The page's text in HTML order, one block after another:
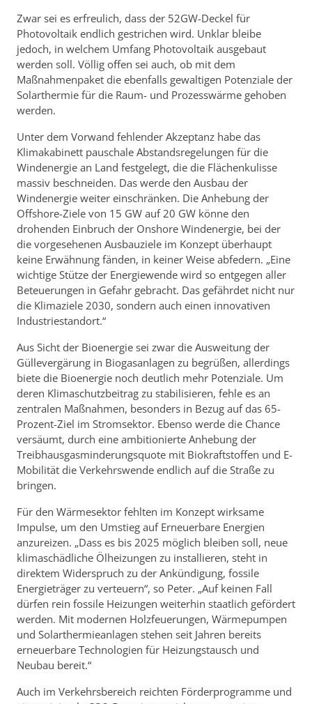
Zwar sei es erfreulich, dass der 52GW-Deckel für
Photovoltaik endlich gestrichen wird. Unklar bleibe
jedoch, in welchem Umfang Photovoltaik ausgebaut
werden soll. Völlig offen sei auch, ob mit dem
Maßnahmenpaket die ebenfalls gewaltigen Potenziale der
Solarthermie für die Raum- und Prozesswärme gehoben
werden.
Unter dem Vorwand fehlender Akzeptanz habe das
Klimakabinett pauschale Abstandsregelungen für die
Windenergie an Land festgelegt, die die Flächenkulisse
massiv beschneiden. Das werde den Ausbau der
Windenergie weiter einschränken. Die Anhebung der
Offshore-Ziele von 15 GW auf 20 GW könne den
drohenden Einbruch der Onshore Windenergie, bei der
die vorgesehenen Ausbauziele im Konzept überhaupt
keine Erwähnung fänden, in keiner Weise abfedern. „Eine
wichtige Stütze der Energiewende wird so entgegen aller
Beteuerungen in Gefahr gebracht. Das gefährdet nicht nur
die Klimaziele 2030, sondern auch einen innovativen
Industriestandort.“
Aus Sicht der Bioenergie sei zwar die Ausweitung der
Güllevergärung in Biogasanlagen zu begrüßen, allerdings
biete die Bioenergie noch deutlich mehr Potenziale. Um
deren Klimaschutzbeitrag zu stabilisieren, fehle es an
zentralen Maßnahmen, besonders in Bezug auf das 65-
Prozent-Ziel im Stromsektor. Ebenso werde die Chance
versäumt, durch eine ambitionierte Anhebung der
Treibhausgasminderungsquote mit Biokraftstoffen und E-
Mobilität die Verkehrswende endlich auf die Straße zu
bringen.
Für den Wärmesektor fehlten im Konzept wirksame
Impulse, um den Umstieg auf Erneuerbare Energien
anzureizen. „Dass es bis 2025 möglich bleiben soll, neue
klimaschädliche Ölheizungen zu installieren, steht in
direktem Widerspruch zu der Ankündigung, fossile
Energieträger zu verteuern“, so Peter. „Auf keinen Fall
dürfen rein fossile Heizungen weiterhin staatlich gefördert
werden. Mit modernen Holzfeuerungen, Wärmepumpen
und Solarthermieanlagen stehen seit Jahren bereits
erneuerbare Technologien für Heizungstausch und
Neubau bereit.“
Auch im Verkehrsbereich reichten Förderprogramme und